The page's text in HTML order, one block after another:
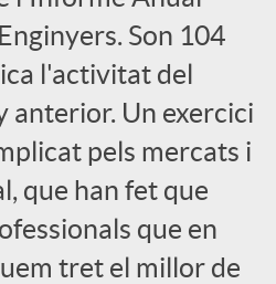
Son 104
l'activitat del
anterior. Un exercici
pels mercats i
que han fet que
que en
tret el millor de